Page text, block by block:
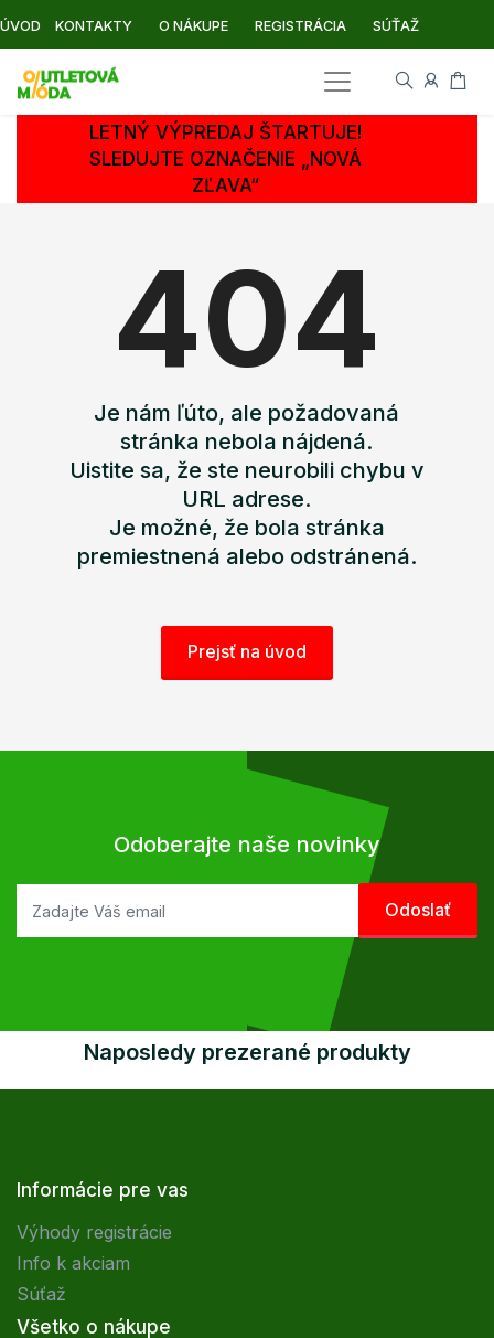
ÚVOD KONTAKTY O NÁKUPE REGISTRÁCIA SÚŤAŽ
LETNÝ VÝPREDAJ ŠTARTUJE!
SLEDUJTE OZNAČENIE „NOVÁ
ZĽAVA“
404
Je nám ľúto, ale požadovaná
stránka nebola nájdená.
Uistite sa, že ste neurobili chybu v
URL adrese.
Je možné, že bola stránka
premiestnená alebo odstránená.
Prejsť na úvod
Odoberajte naše novinky
Naposledy prezerané produkty
Informácie pre vas
Výhody registrácie
Info k akciam
Súťaž
Všetko o nákupe